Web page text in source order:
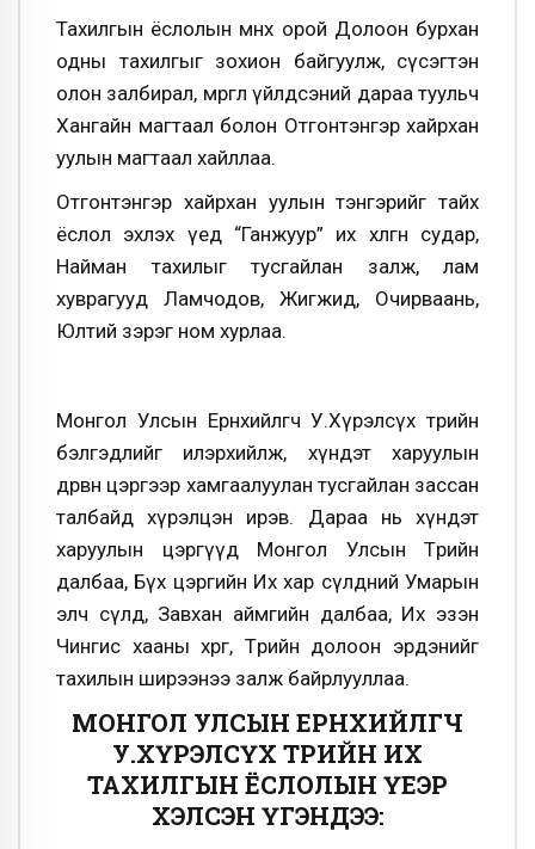
Тахилгын ёслолын өмнөх орой Долоон бурхан
одны тахилгыг зохион байгуулж, сүсэгтэн
олон залбирал, мөргөл үйлдсэний дараа туульч
Хангайн магтаал болон Отгонтэнгэр хайрхан
уулын магтаал хайллаа.
Отгонтэнгэр хайрхан уулын тэнгэрийг тайх
ёслол эхлэх үед “Ганжуур” их хөлгөн судар,
Найман тахилыг тусгайлан залж, лам
хуврагууд Ламчодов, Жигжид, Очирваань,
Юлтий зэрэг ном хурлаа.
Монгол Улсын Ерөнхийлөгч У.Хүрэлсүх төрийн
бэлгэдлийг илэрхийлж, хүндэт харуулын
дөрвөн цэргээр хамгаалуулан тусгайлан зассан
талбайд хүрэлцэн ирэв. Дараа нь хүндэт
харуулын цэргүүд Монгол Улсын Төрийн
далбаа, Бүх цэргийн Их хар сүлдний Умарын
элч сүлд, Завхан аймгийн далбаа, Их эзэн
Чингис хааны хөрөг, Төрийн долоон эрдэнийг
тахилын ширээнээ залж байрлууллаа.
МОНГОЛ УЛСЫН ЕРӨНХИЙЛӨГЧ
У.ХҮРЭЛСҮХ ТӨРИЙН ИХ
ТАХИЛГЫН ЁСЛОЛЫН ҮЕЭР
ХЭЛСЭН ҮГЭНДЭЭ: